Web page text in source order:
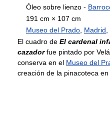
Óleo sobre lienzo -
191 cm × 107 cm
Museo del Prado Madrid
El cuadro de El cardenal
cazadorfue pintado por
conserva en el Museo del
creación de la pinacoteca en